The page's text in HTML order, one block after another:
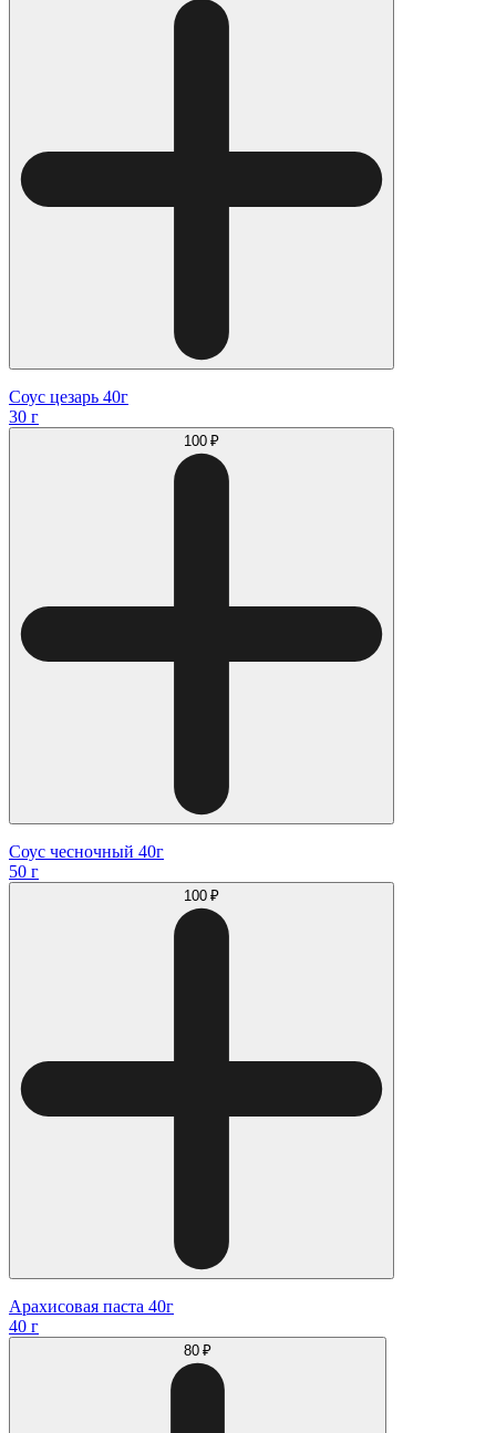
Соус цезарь 40г
30 г
100 ₽
Соус чесночный 40г
50 г
100 ₽
Арахисовая паста 40г
40 г
80 ₽